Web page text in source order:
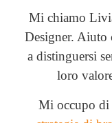
Mi chiamo
Designer. Aiuto
a distinguersi
loro
Mi occupo di